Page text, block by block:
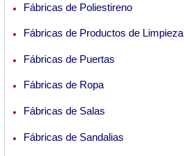
Fábricas de Poliestireno
Fábricas de Productos de Limpieza
Fábricas de Puertas
Fábricas de Ropa
Fábricas de Salas
Fábricas de Sandalias